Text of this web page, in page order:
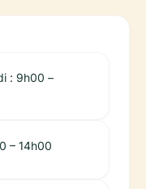
: 9h00 –
– 14h00